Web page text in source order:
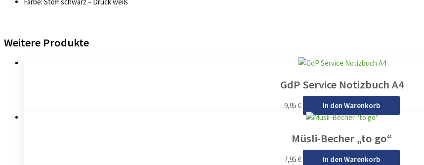
Weitere Produkte
GdP Service Notizbuch A4
9,95 € In den Warenkorb
Müsli-Becher „to go“
7,95 € In den Warenkorb